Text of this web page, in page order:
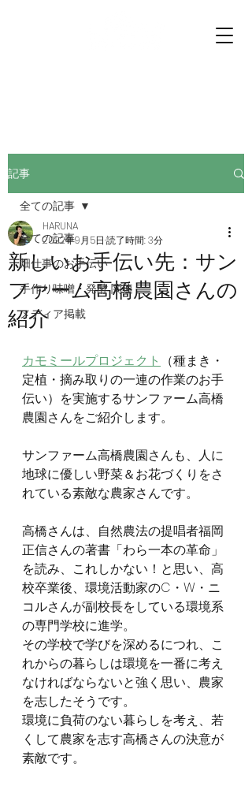
記事
全ての記事
畑仕事のお手伝い
手作り味噌・発酵 関連
メディア掲載
全ての記事
新しいお手伝い先：サン
ファーム高橋農園さんの
紹介
HARUNA
2022年9月5日 読了時間: 3分
カモミールプロジェクト
（種まき・
定植・摘み取りの一連の作業のお手
伝い）を実施するサンファーム高橋
農園さんをご紹介します。
サンファーム高橋農園さんも、人に
地球に優しい野菜＆お花づくりをさ
れている素敵な農家さんです。
高橋さんは、自然農法の提唱者福岡
正信さんの著書「わら一本の革命」
を読み、これしかない！と思い、高
校卒業後、環境活動家のC・W・ニ
コルさんが副校長をしている環境系
の専門学校に進学。
その学校で学びを深めるにつれ、こ
れからの暮らしは環境を一番に考え
なければならないと強く思い、農家
を志したそうです。
環境に負荷のない暮らしを考え、若
くして農家を志す高橋さんの決意が
素敵です。